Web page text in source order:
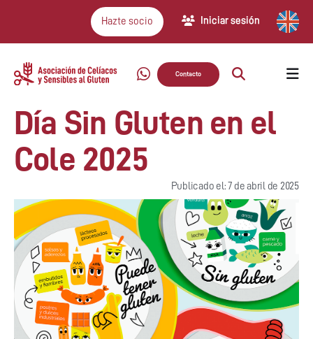
Hazte socio Iniciar sesión
Contacto
Día Sin Gluten en el
Cole 2025
Publicado el: 7 de abril de 2025